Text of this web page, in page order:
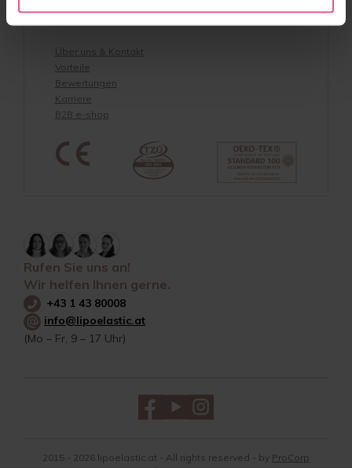
Über uns & Kontakt
Vorteile
Bewertungen
Karriere
B2B e-shop
Rufen Sie uns an!
Wir helfen Ihnen gerne.
+43 1 43 80008
info@lipoelastic.at
(Mo – Fr, 9 – 17 Uhr)
2015 - 2026 lipoelastic.at - All rights reserved - by ProCorp